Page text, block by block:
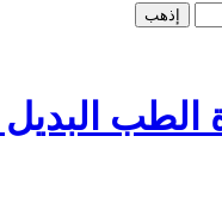
الطب